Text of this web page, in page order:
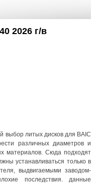
2026 г/в
выбор литых дисков для BAIC
различных диаметров и
материалов. Сюда подходят
устанавливаться только в
выдвигаемыми заводом-
последствия. данные